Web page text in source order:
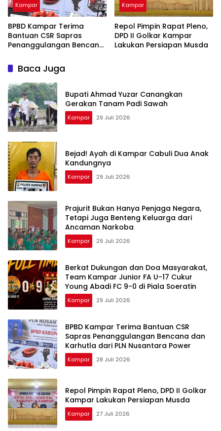
Kampar
BPBD Kampar Terima
Bantuan CSR Sapras
Penanggulangan Bencana
Nusantara Power
Kampar
Repol Pimpin Rapat Pleno,
DPD II Golkar Kampar
Lakukan Persiapan Musda
Baca Juga
Bupati Ahmad Yuzar Canangkan
Gerakan Tanam Padi Sawah
Kampar 29 Juli 2026
Bejad! Ayah di Kampar Cabuli Dua Anak
Kandungnya
Kampar 29 Juli 2026
Prajurit Bukan Hanya Penjaga Negara,
Tetapi Juga Benteng Keluarga dari
Ancaman Narkoba
Kampar 29 Juli 2026
Berkat Dukungan dan Doa Masyarakat,
Team Kampar Junior FA U-17 Cukur
Young Abadi FC 9-0 di Piala Soeratin
Kampar 29 Juli 2026
BPBD Kampar Terima Bantuan CSR
Sapras Penanggulangan Bencana dan
Karhutla dari PLN Nusantara Power
Kampar 28 Juli 2026
Repol Pimpin Rapat Pleno, DPD II Golkar
Kampar Lakukan Persiapan Musda
Kampar 27 Juli 2026